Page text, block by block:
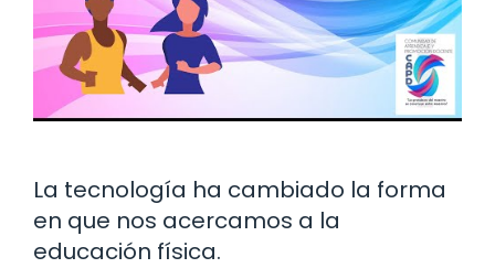
La tecnología ha cambiado la forma
en que nos acercamos a la
educación física.